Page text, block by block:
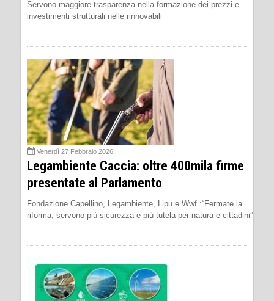
Servono maggiore trasparenza nella formazione dei prezzi e
investimenti strutturali nelle rinnovabili
Venerdì 27 Febbraio 2026
Legambiente Caccia: oltre 400mila firme
presentate al Parlamento
Fondazione Capellino, Legambiente, Lipu e Wwf :“Fermate la
riforma, servono più sicurezza e più tutela per natura e cittadini”